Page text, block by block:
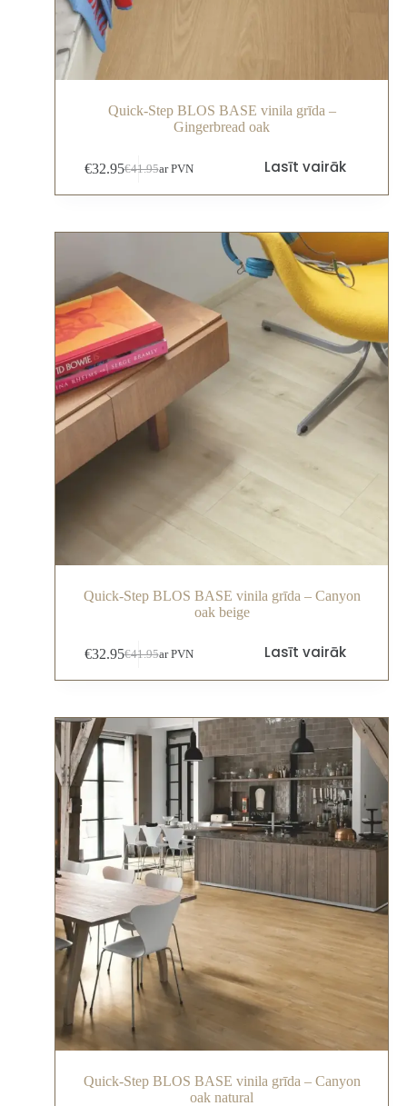
Quick-Step BLOS BASE vinila grīda –
Gingerbread oak
€41.95
€32.95 ar PVN Lasīt vairāk
Quick-Step BLOS BASE vinila grīda – Canyon
oak beige
€41.95
€32.95 ar PVN Lasīt vairāk
Quick-Step BLOS BASE vinila grīda – Canyon
oak natural